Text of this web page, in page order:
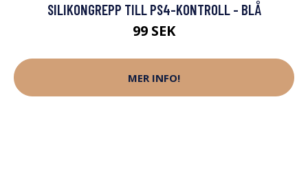
SILIKONGREPP TILL PS4-KONTROLL - BLÅ
99 SEK
MER INFO!